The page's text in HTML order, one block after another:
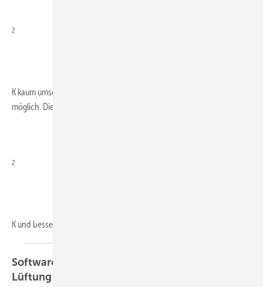
2
K kaum umsetzbar bzw. nur mit einem stark erhöhten Dämmstandard
möglich. Die Pauschale von 0,05 W/m
2
K und bessere Werte bedingen
Software
Lüftung und